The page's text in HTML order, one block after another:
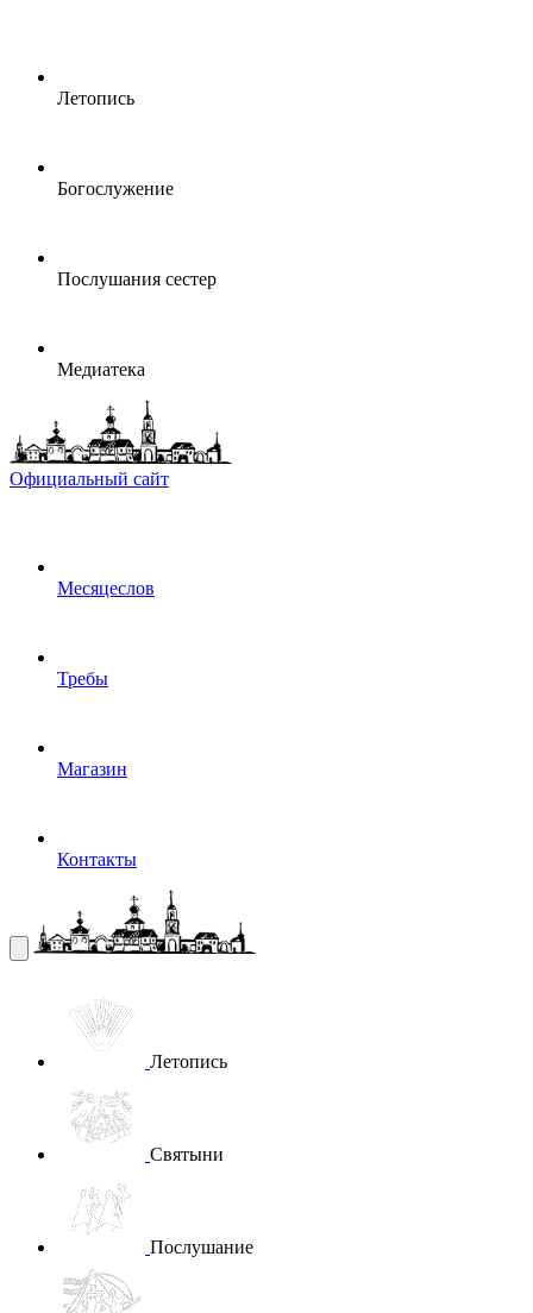
Летопись
Богослужение
Послушания сестер
Медиатека
Официальный сайт
Месяцеслов
Требы
Магазин
Контакты
Летопись
Святыни
Послушание